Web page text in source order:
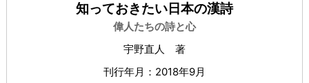
知っておきたい日本の漢詩
偉人たちの詩と心
宇野直人 著
刊行年月：2018年9月